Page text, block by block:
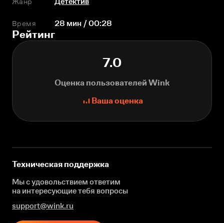
Время 28 мин / 00:28
Рейтинг
7.0
Оценка пользователей Wink
Ваша оценка
Техническая поддержка
Мы с удовольствием ответим
на интересующиетебя вопросы
support@wink.ru